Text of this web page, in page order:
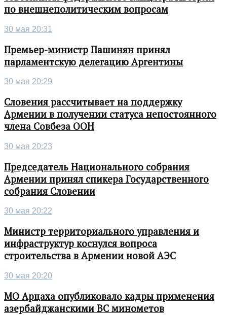
по внешнеполитическим вопросам
30 мая 20:31
Премьер-министр Пашинян принял
парламентскую делегацию Аргентины
30 мая 20:29
Словения рассчитывает на поддержку
Армении в получении статуса непостоянного
члена Совбеза ООН
30 мая 20:23
Председатель Национального собрания
Армении принял спикера Государственного
собрания Словении
30 мая 20:22
Министр территориального управления и
инфраструктур коснулся вопроса
строительства в Армении новой АЭС
30 мая 20:20
МО Арцаха опубликовало кадры применения
азербайджанскими ВС минометов